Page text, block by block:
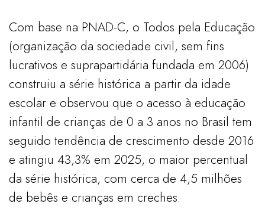
Com base na PNAD-C, o Todos pela Educação
(organização da sociedade civil, sem fins
lucrativos e suprapartidária fundada em 2006)
construiu a série histórica a partir da idade
escolar e observou que o acesso à educação
infantil de crianças de 0 a 3 anos no Brasil tem
seguido tendência de crescimento desde 2016
e atingiu 43,3% em 2025, o maior percentual
da série histórica, com cerca de 4,5 milhões
de bebês e crianças em creches.